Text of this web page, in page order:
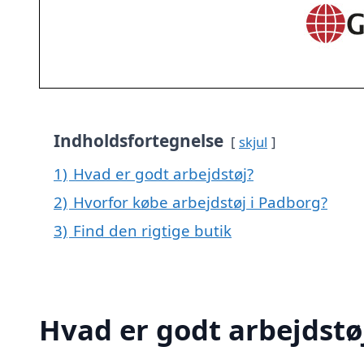
Indholdsfortegnelse skjul
1) Hvad er godt arbejdstøj?
2) Hvorfor købe arbejdstøj i Padborg?
3) Find den rigtige butik
Hvad er godt